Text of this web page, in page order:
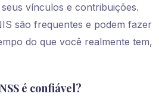
vínculos e contribuições.
são frequentes e podem fazer
do que você realmente tem,
é confiável?